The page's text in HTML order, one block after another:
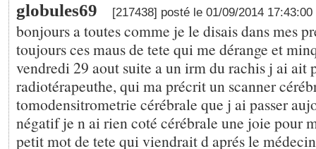
globules69 [217438] posté le 01/09/2014 17:43:00
bonjours a toutes comme je le disais dans mes
toujours ces maus de tete qui me dérange et
vendredi 29 aout suite a un irm du rachis j ai ait
radiotérapeuthe, qui ma précrit un scanner
tomodensitrometrie cérébrale que j ai passer
négatif je n ai rien coté cérébrale une joie pour
petit mot de tete qui viendrait d aprés le